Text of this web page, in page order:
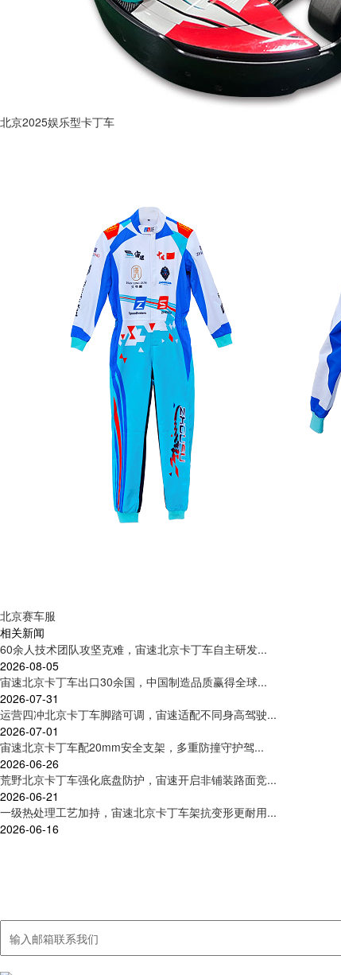
北京2025娱乐型卡丁车
北京赛车服
相关新闻
60余人技术团队攻坚克难，宙速北京卡丁车自主研发...
2026-08-05
宙速北京卡丁车出口30余国，中国制造品质赢得全球...
2026-07-31
运营四冲北京卡丁车脚踏可调，宙速适配不同身高驾驶...
2026-07-01
宙速北京卡丁车配20mm安全支架，多重防撞守护驾...
2026-06-26
荒野北京卡丁车强化底盘防护，宙速开启非铺装路面竞...
2026-06-21
一级热处理工艺加持，宙速北京卡丁车架抗变形更耐用...
2026-06-16